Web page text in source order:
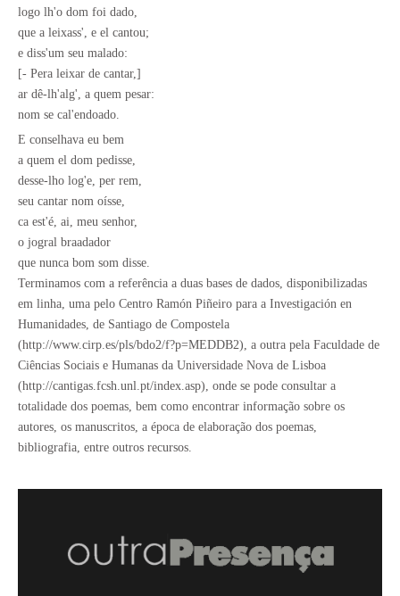
logo lh'o dom foi dado,
que a leixass', e el cantou;
e diss'um seu malado:
[- Pera leixar de cantar,]
ar dê-lh'alg', a quem pesar:
nom se cal'endoado.
E conselhava eu bem
a quem el dom pedisse,
desse-lho log'e, per rem,
seu cantar nom oísse,
ca est'é, ai, meu senhor,
o jogral braadador
que nunca bom som disse.
Terminamos com a referência a duas bases de dados, disponibilizadas
em linha, uma pelo Centro Ramón Piñeiro para a Investigación en
Humanidades, de Santiago de Compostela
(http://www.cirp.es/pls/bdo2/f?p=MEDDB2), a outra pela Faculdade de
Ciências Sociais e Humanas da Universidade Nova de Lisboa
(http://cantigas.fcsh.unl.pt/index.asp), onde se pode consultar a
totalidade dos poemas, bem como encontrar informação sobre os
autores, os manuscritos, a época de elaboração dos poemas,
bibliografia, entre outros recursos.